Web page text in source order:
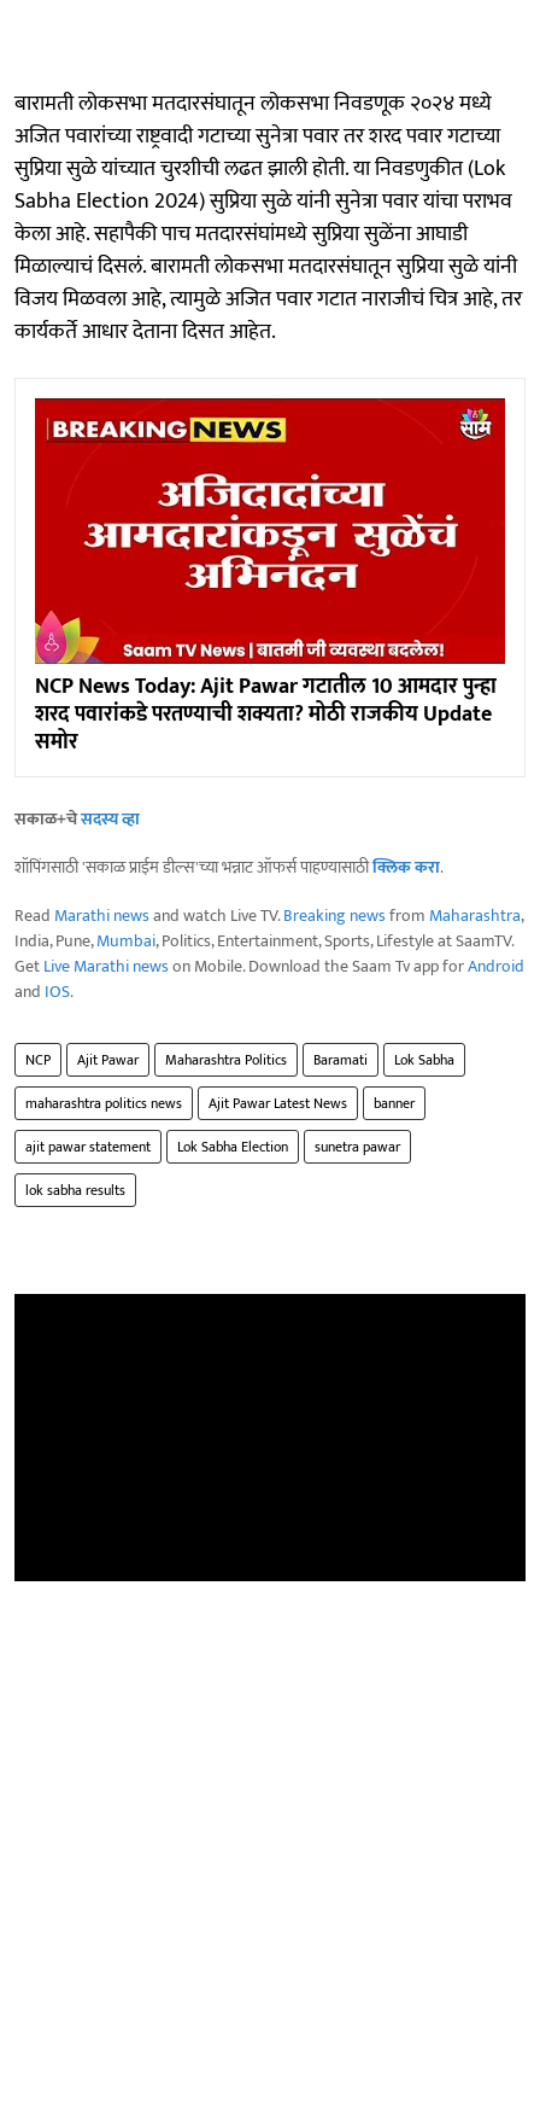
बारामती लोकसभा मतदारसंघातून लोकसभा निवडणूक २०२४ मध्ये
अजित पवारांच्या राष्ट्रवादी गटाच्या सुनेत्रा पवार तर शरद पवार गटाच्या
सुप्रिया सुळे यांच्यात चुरशीची लढत झाली होती. या निवडणुकीत (Lok
Sabha Election 2024) सुप्रिया सुळे यांनी सुनेत्रा पवार यांचा पराभव
केला आहे. सहापैकी पाच मतदारसंघांमध्ये सुप्रिया सुळेंना आघाडी
मिळाल्याचं दिसलं. बारामती लोकसभा मतदारसंघातून सुप्रिया सुळे यांनी
विजय मिळवला आहे, त्यामुळे अजित पवार गटात नाराजीचं चित्र आहे, तर
कार्यकर्ते आधार देताना दिसत आहेत.
NCP News Today: Ajit Pawar गटातील 10 आमदार पुन्हा
शरद पवारांकडे परतण्याची शक्यता? मोठी राजकीय Update
समोर
सकाळ+चेसदस्य व्हा
शॉपिंगसाठी 'सकाळ प्राईम डील्स'च्या भन्नाट ऑफर्स पाहण्यासाठीक्लिक करा.
Read Marathi newsand watch Live TV.Breaking newsfrom Maharashtra,
India, Pune,Mumbai, Politics, Entertainment, Sports, Lifestyle at SaamTV.
GetLive Marathi newson Mobile. Download the Saam Tv app forAndroid
and IOS.
NCP Ajit Pawar Maharashtra Politics Baramati
Lok Sabha
maharashtra politics news
Ajit Pawar Latest News
banner
ajit pawar statement
Lok Sabha Election
sunetra pawar
lok sabha results